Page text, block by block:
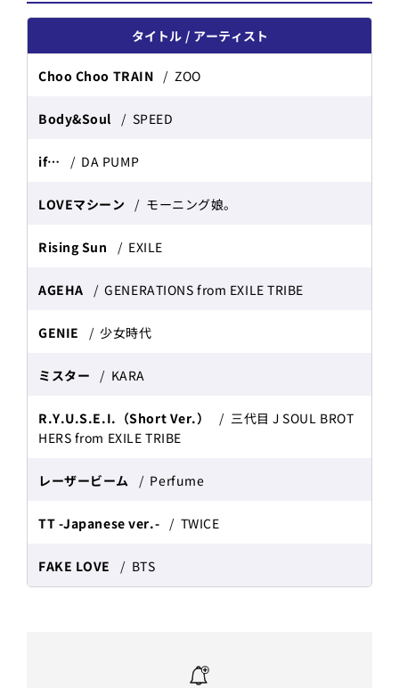
タイトル アーティスト
Choo Choo TRAIN ZOO
Body&Soul SPEED
if… DA PUMP
LOVEマシーン モーニング娘。
Rising Sun EXILE
AGEHA GENERATIONS from EXILE TRIBE
GENIE 少女時代
ミスター KARA
R.Y.U.S.E.I.（Short Ver.）
三代目 J SOUL BROT
HERS from EXILE TRIBE
レーザービーム Perfume
TT -Japanese ver.- TWICE
FAKE LOVE BTS